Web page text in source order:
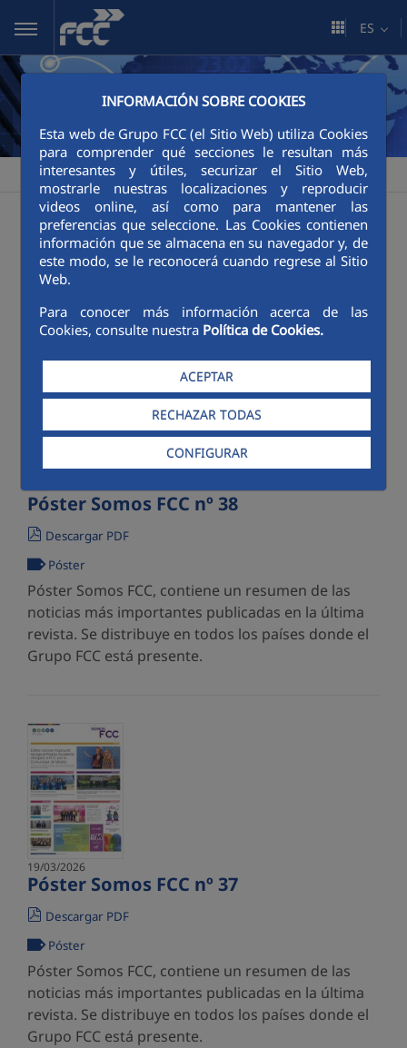
Saltar al contenido principal
INFORMACIÓN SOBRE COOKIES
Esta web de Grupo FCC (el Sitio Web) utiliza Cookies
para comprender qué secciones le resultan más
interesantes y útiles, securizar el Sitio Web,
mostrarle nuestras localizaciones y reproducir
videos online, así como para mantener las
preferencias que seleccione. Las Cookies contienen
información que se almacena en su navegador y, de
este modo, se le reconocerá cuando regrese al Sitio
Web.
Para conocer más información acerca de las
Cookies, consulte nuestra Política de Cookies.
ACEPTAR
RECHAZAR TODAS
CONFIGURAR
ES
FCC >Sala de comunicación >Publicaciones
Publicaciones
Categorías:
Póster Somos FCC nº 38
Descargar PDF
Póster
Póster Somos FCC, contiene un resumen de las
noticias más importantes publicadas en la última
revista. Se distribuye en todos los países donde el
Grupo FCC está presente.
19/03/2026
Póster Somos FCC nº 37
Descargar PDF
Póster
Póster Somos FCC, contiene un resumen de las
noticias más importantes publicadas en la última
revista. Se distribuye en todos los países donde el
Grupo FCC está presente.